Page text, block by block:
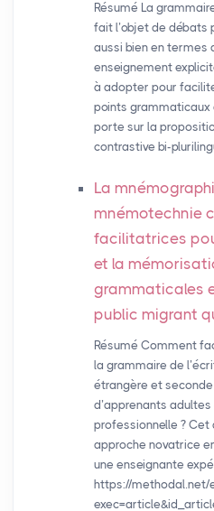
Résumé La
fait l’objet de débats
aussi bien en termes
enseignement
à adopter pour
points grammaticaux
porte sur la
contrastive bi-
La
mnémotechnie
facilitatrices
et la
grammaticales
public migrant
Résumé Comment
la grammaire de
étrangère et seconde
d’apprenants
professionnelle ? Cet
approche novatrice
une enseignante
https://methodal.net/